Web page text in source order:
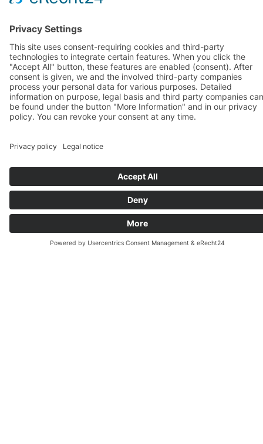
Responsibility
Social
ImprintPrivacyCookies Gender disclaimer
©2026marbet. All rights reserved.